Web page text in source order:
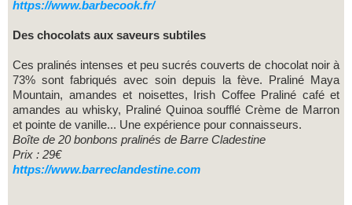
https://www.barbecook.fr/
Des chocolats aux saveurs subtiles
Ces pralinés intenses et peu sucrés couverts de chocolat noir à
73% sont fabriqués avec soin depuis la fève. Praliné Maya
Mountain, amandes et noisettes, Irish Coffee Praliné café et
amandes au whisky, Praliné Quinoa soufflé Crème de Marron
et pointe de vanille... Une expérience pour connaisseurs.
Boîte de 20 bonbons pralinés de Barre Cladestine
Prix : 29€
https://www.barreclandestine.com